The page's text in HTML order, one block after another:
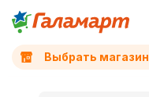
Выбрать магазин